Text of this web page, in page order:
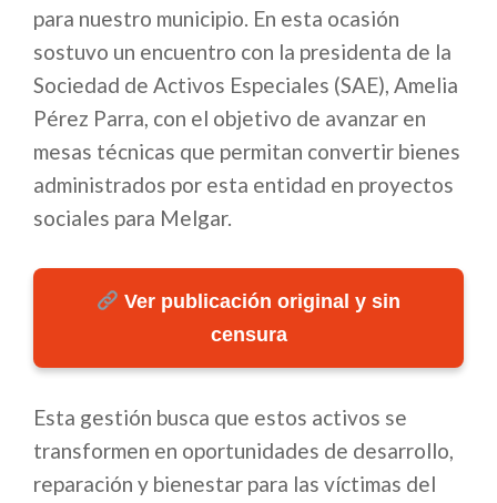
para nuestro municipio. En esta ocasión
sostuvo un encuentro con la presidenta de la
Sociedad de Activos Especiales (SAE), Amelia
Pérez Parra, con el objetivo de avanzar en
mesas técnicas que permitan convertir bienes
administrados por esta entidad en proyectos
sociales para Melgar.
Ver publicación original y sin
censura
Esta gestión busca que estos activos se
transformen en oportunidades de desarrollo,
reparación y bienestar para las víctimas del